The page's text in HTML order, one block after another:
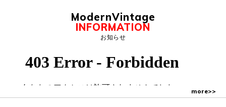
ModernVintage
INFORMATION
お知らせ
more>>